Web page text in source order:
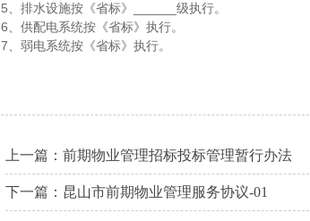
5、排水设施按《省标》______级执行。
6、供配电系统按《省标》执行。
7、弱电系统按《省标》执行。
上一篇： 前期物业管理招标投标管理暂行办法
下一篇： 昆山市前期物业管理服务协议-01